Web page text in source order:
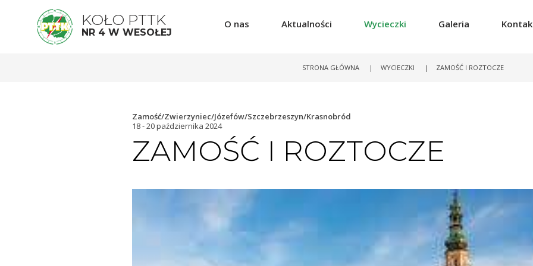
KOŁO PTTK
NR 4 W WESOŁEJ
O nas Aktualności Wycieczki Galeria
STRONA GŁÓWNA | WYCIECZKI | ZAMOŚĆ I ROZTOCZE
Zamość/Zwierzyniec/Józefów/Szczebrzeszyn/Krasnobród
18 - 20 października 2024
ZAMOŚĆ I ROZTOCZE